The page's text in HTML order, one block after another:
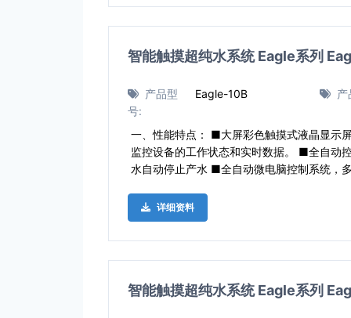
智能触摸超纯水系统 Eagle系列
产品型
号:
Eagle-10B 产
一、性能特点： ■大屏彩色触摸式液晶显示
监控设备的工作状态和实时数据。 ■全自动
水自动停止产水 ■全自动微电脑控制系统，
详细资料
智能触摸超纯水系统 Eagle系列